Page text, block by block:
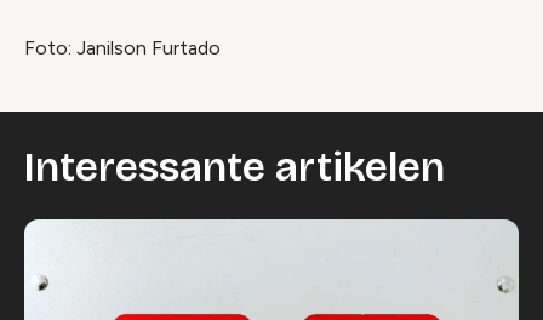
Foto: Janilson Furtado
Interessante artikelen